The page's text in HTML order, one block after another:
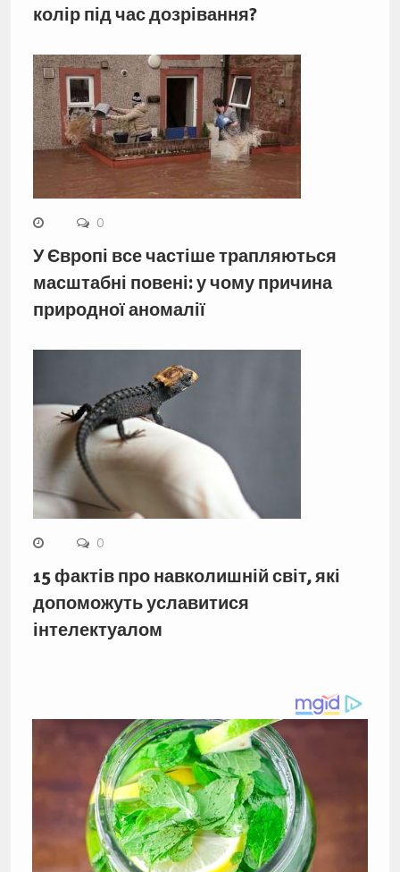
колір під час дозрівання?
0
У Європі все частіше трапляються
масштабні повені: у чому причина
природної аномалії
0
15 фактів про навколишній світ, які
допоможуть уславитися
інтелектуалом